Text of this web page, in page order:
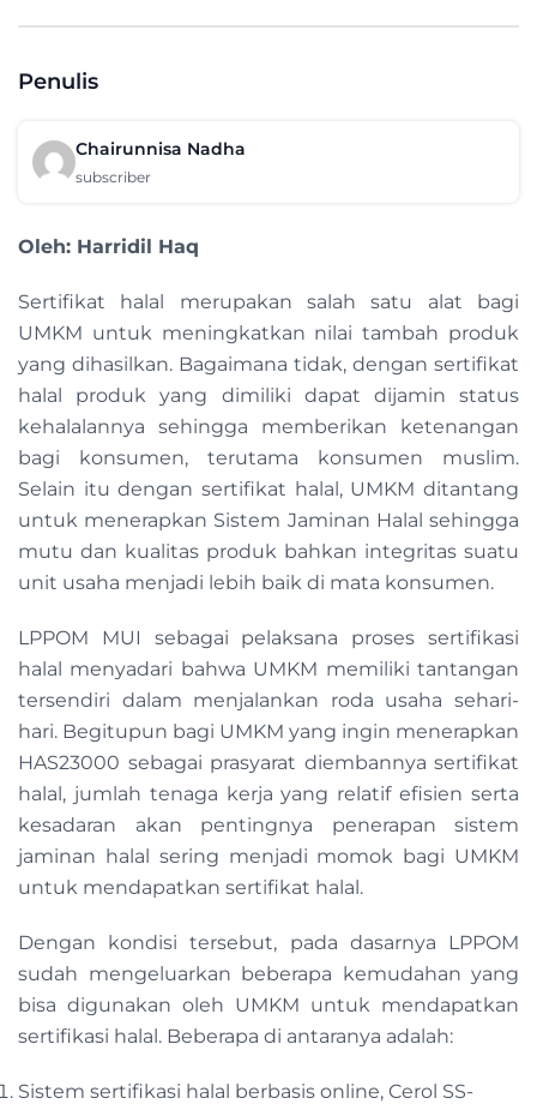
Penulis
Chairunnisa Nadha
subscriber
Oleh: Harridil Haq
Sertifikat halal merupakan salah satu alat bagi
UMKM untuk meningkatkan nilai tambah produk
yang dihasilkan. Bagaimana tidak, dengan sertifikat
halal produk yang dimiliki dapat dijamin status
kehalalannya sehingga memberikan ketenangan
bagi konsumen, terutama konsumen muslim.
Selain itu dengan sertifikat halal, UMKM ditantang
untuk menerapkan Sistem Jaminan Halal sehingga
mutu dan kualitas produk bahkan integritas suatu
unit usaha menjadi lebih baik di mata konsumen.
LPPOM MUI sebagai pelaksana proses sertifikasi
halal menyadari bahwa UMKM memiliki tantangan
tersendiri dalam menjalankan roda usaha sehari-
hari. Begitupun bagi UMKM yang ingin menerapkan
HAS23000 sebagai prasyarat diembannya sertifikat
halal, jumlah tenaga kerja yang relatif efisien serta
kesadaran akan pentingnya penerapan sistem
jaminan halal sering menjadi momok bagi UMKM
untuk mendapatkan sertifikat halal.
Dengan kondisi tersebut, pada dasarnya LPPOM
sudah mengeluarkan beberapa kemudahan yang
bisa digunakan oleh UMKM untuk mendapatkan
sertifikasi halal. Beberapa di antaranya adalah:
Sistem sertifikasi halal berbasis online, Cerol SS-